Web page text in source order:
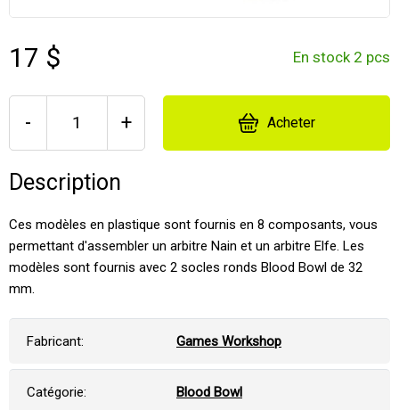
17 $ En stock 2 pcs
- + Acheter
Description
Ces modèles en plastique sont fournis en 8 composants, vous
permettant d'assembler un arbitre Nain et un arbitre Elfe. Les
modèles sont fournis avec 2 socles ronds Blood Bowl de 32
mm.
Fabricant: Games Workshop
Catégorie: Blood Bowl